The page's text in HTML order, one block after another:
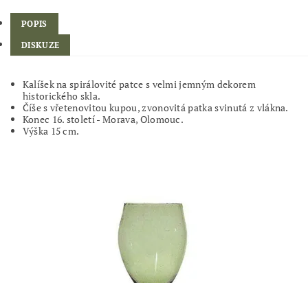
POPIS
DISKUZE
Kalíšek na spirálovité patce s velmi jemným dekorem
historického skla.
Číše s vřetenovitou kupou, zvonovitá patka svinutá z vlákna.
Konec 16. století - Morava, Olomouc.
Výška 15 cm.